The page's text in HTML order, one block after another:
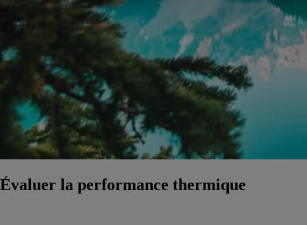
Évaluer la performance thermique